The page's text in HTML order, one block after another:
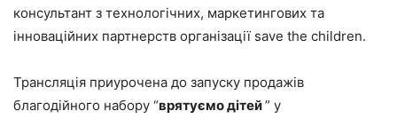
консультант з технологічних, маркетингових та
інноваційних партнерств організації save the children.
Трансляція приурочена до запуску продажів
благодійного набору “врятуємо дітей” у